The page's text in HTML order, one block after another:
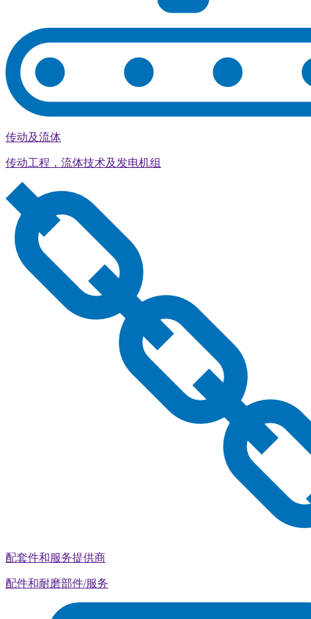
传动及流体
传动工程，流体技术及发电机组
配套件和服务提供商
配件和耐磨部件/服务